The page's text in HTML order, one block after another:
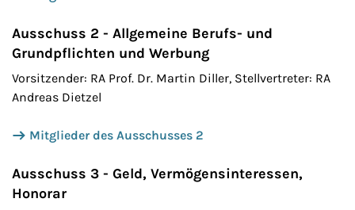
Ausschuss 2 - Allgemeine Berufs- und
Grundpflichten und Werbung
Vorsitzender: RA Prof. Dr. Martin Diller, Stellvertreter: RA
Andreas Dietzel
Mitglieder des Ausschusses 2
Ausschuss 3 - Geld, Vermögensinteressen,
Honorar